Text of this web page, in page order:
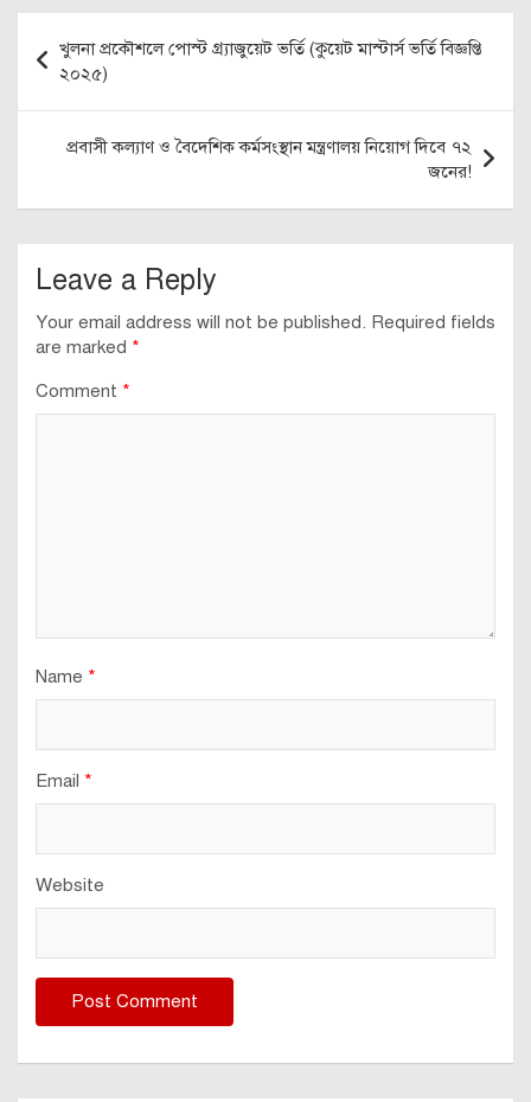
navigation
খুলনা প্রকৌশলে পোস্ট গ্র্যাজুয়েট ভর্তি (কুয়েট মাস্টার্স ভর্তি বিজ্ঞপ্তি
২০২৫)
প্রবাসী কল্যাণ ও বৈদেশিক কর্মসংস্থান মন্ত্রণালয় নিয়োগ দিবে ৭২
জনের!
Leave a Reply
Your email address will not be published. Required fields
are marked *
Comment *
Name *
Email *
Website